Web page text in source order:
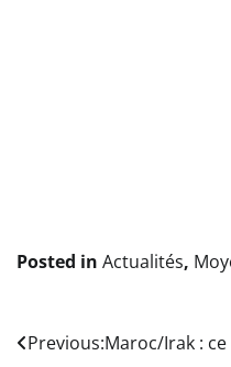
Posted in Actualités,
Navigation
Previous:Maroc/Irak :